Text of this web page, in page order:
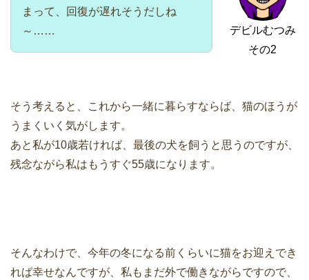
デビルむつみ
その2
まって、回復が遅れそうだしね
～……
そう考えると、これから一緒に暮らすならば、猫のほうが
うまくいく気がします。
あと私が10歳若ければ、最後の犬を飼うと思うのですが、
残念ながら私はもうすぐ55歳になります。
そんなわけで、今年の冬になる前くらいに猫をお迎えでき
れば幸せなんですが、私もまだ外で働きながらですので、